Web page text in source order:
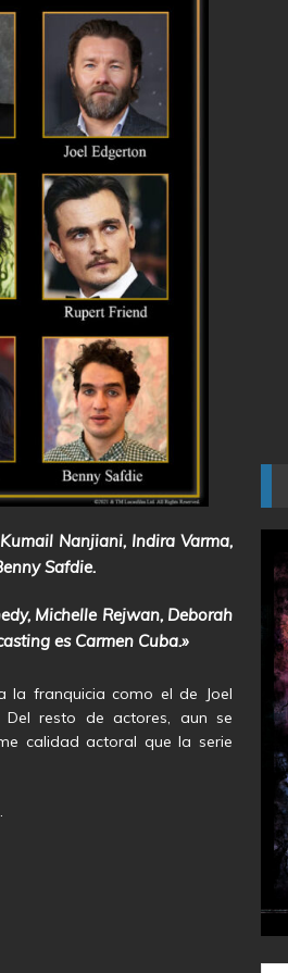
Nanjiani, Indira Varma,
Safdie.
Michelle Rejwan, Deborah
es Carmen Cuba.»
la franquicia como el de Joel
resto de actores, aun se
calidad actoral que la serie